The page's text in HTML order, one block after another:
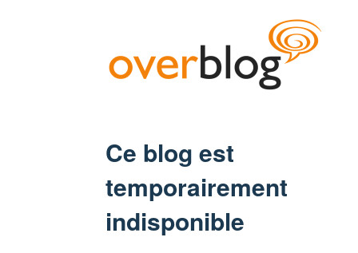
Ce blog est
temporairement
indisponible